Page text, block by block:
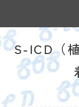
S-ICD（